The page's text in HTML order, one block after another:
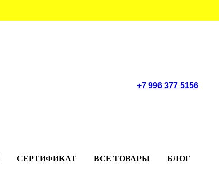
+7 996 377 5156
СЕРТИФИКАТ ВСЕ ТОВАРЫ БЛОГ